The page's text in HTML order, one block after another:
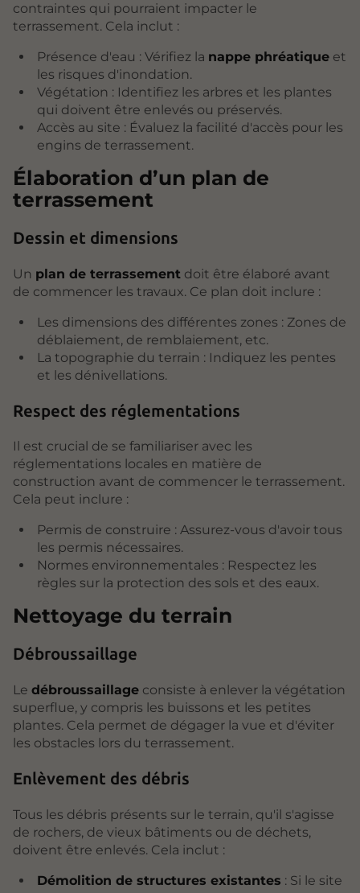
contraintes qui pourraient impacter le
terrassement. Cela inclut :
Présence d'eau : Vérifiez la nappe phréatiqueet
les risques d'inondation.
Végétation : Identifiez les arbres et les plantes
qui doivent être enlevés ou préservés.
Accès au site : Évaluez la facilité d'accès pour les
engins de terrassement.
Élaboration d’un plan de
terrassement
Dessin et dimensions
Un plan de terrassement doit être élaboré avant
de commencer les travaux. Ce plan doit inclure :
Les dimensions des différentes zones : Zones de
déblaiement, de remblaiement, etc.
La topographie du terrain : Indiquez les pentes
et les dénivellations.
Respect des réglementations
Il est crucial de se familiariser avec les
réglementations locales en matière de
construction avant de commencer le terrassement.
Cela peut inclure :
Permis de construire : Assurez-vous d'avoir tous
les permis nécessaires.
Normes environnementales : Respectez les
règles sur la protection des sols et des eaux.
Nettoyage du terrain
Débroussaillage
Le débroussaillage consiste à enlever la végétation
superflue, y compris les buissons et les petites
plantes. Cela permet de dégager la vue et d'éviter
les obstacles lors du terrassement.
Enlèvement des débris
Tous les débris présents sur le terrain, qu'il s'agisse
de rochers, de vieux bâtiments ou de déchets,
doivent être enlevés. Cela inclut :
Démolition de structures existantes : Si le site